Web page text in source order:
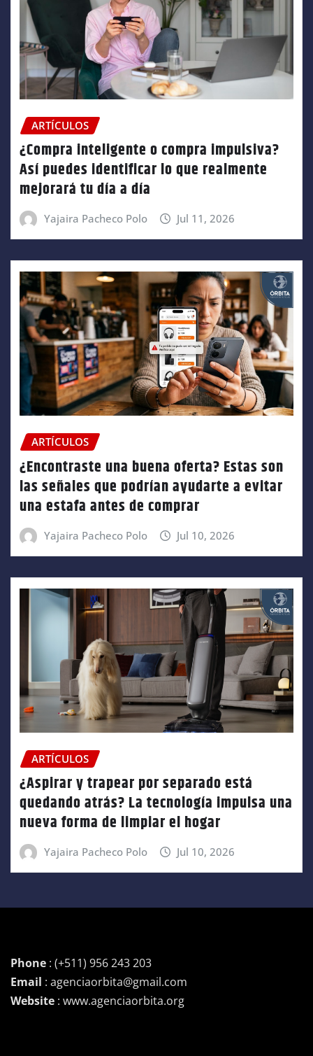
ARTÍCULOS
¿Compra inteligente o compra impulsiva?
Así puedes identificar lo que realmente
mejorará tu día a día
Yajaira Pacheco Polo Jul 11, 2026
ARTÍCULOS
¿Encontraste una buena oferta? Estas son
las señales que podrían ayudarte a evitar
una estafa antes de comprar
Yajaira Pacheco Polo Jul 10, 2026
ARTÍCULOS
¿Aspirar y trapear por separado está
quedando atrás? La tecnología impulsa una
nueva forma de limpiar el hogar
Yajaira Pacheco Polo Jul 10, 2026
Phone : (+511) 956 243 203
Email : agenciaorbita@gmail.com
Website : www.agenciaorbita.org